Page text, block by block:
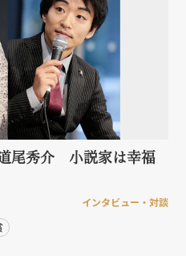
尾秀介 小説家は幸福
インタビュー・対談